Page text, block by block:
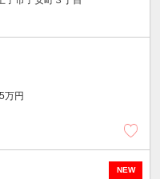
万円
NEW